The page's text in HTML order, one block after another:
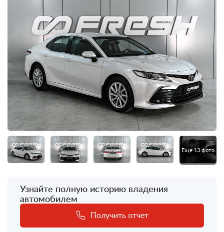
Еще 13 фото
Узнайте полную историю владения
автомобилем
Получить отчет